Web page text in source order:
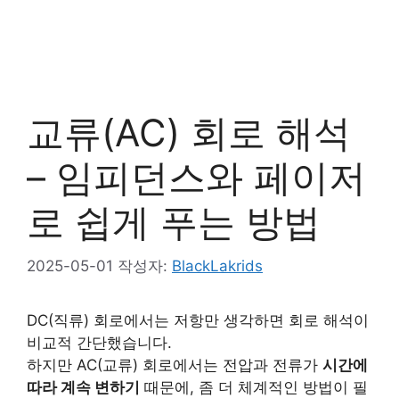
교류(AC) 회로 해석
– 임피던스와 페이저
로 쉽게 푸는 방법
2025-05-01 작성자: BlackLakrids
DC(직류) 회로에서는 저항만 생각하면 회로 해석이
비교적 간단했습니다.
하지만 AC(교류) 회로에서는 전압과 전류가 시간에
따라 계속 변하기 때문에, 좀 더 체계적인 방법이 필